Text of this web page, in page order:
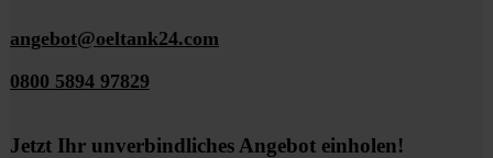
angebot@oeltank24.com
0800 5894 97829
Jetzt Ihr unverbindliches Angebot einholen!